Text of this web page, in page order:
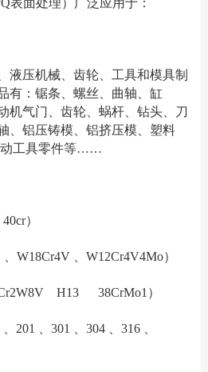
液压机械、齿轮、工具和模具制
有：锯条、螺丝、曲轴、缸
机气门、齿轮、蜗杆、钻头、刀
、铝压铸模、铝挤压模、塑料
动工具零件等……
）
W18Cr4V 、W12Cr4V4Mo）
H13 38CrMo1）
201 、301 、304 、316 、